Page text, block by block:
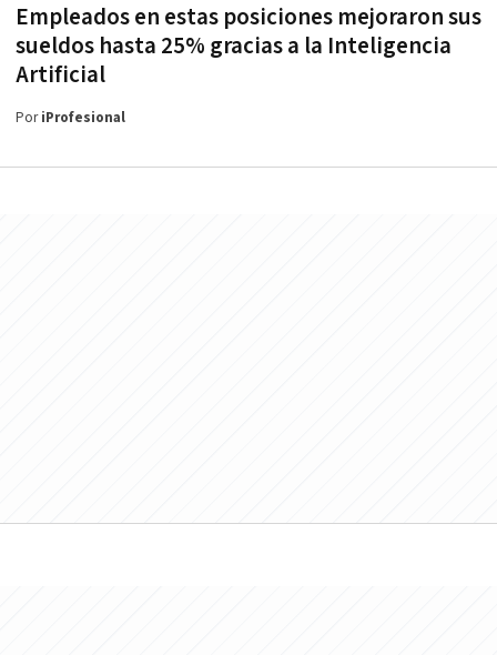
Empleados en estas posiciones mejoraron sus
sueldos hasta 25% gracias a la Inteligencia
Artificial
PoriProfesional